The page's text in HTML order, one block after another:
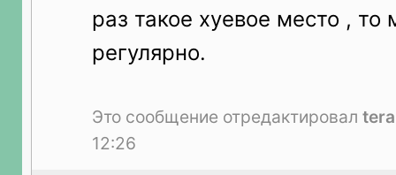
раз такое хуевое место ,
регулярно.
Это сообщение отредактировал
12:26